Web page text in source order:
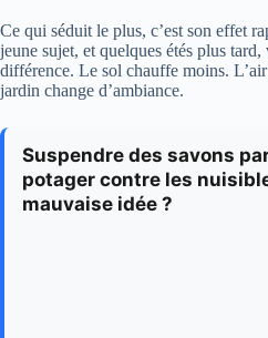
Ce qui séduit le plus, c’est son effet
jeune sujet, et quelques étés plus tard,
différence. Le sol chauffe moins.
jardin change d’ambiance.
Suspendre des savons
potager contre les
mauvaise idée ?